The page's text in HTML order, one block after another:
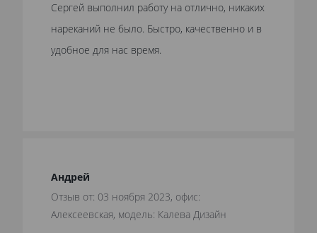
Сергей выполнил работу на отлично, никаких
нареканий не было. Быстро, качественно и в
удобное для нас время.
Андрей
Отзыв от: 03 ноября 2023, офис:
Алексеевская, модель: Калева Дизайн